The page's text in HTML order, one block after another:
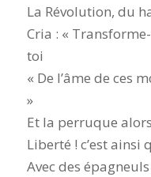
La Révolution, du
Cria : «
toi
« De l’âme de ces
»
Et la perruque
Liberté ! c’est ainsi
Avec des